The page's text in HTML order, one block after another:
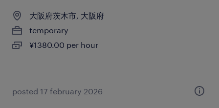
大阪府茨木市, 大阪府
temporary
¥1380.00 per hour
posted 17 february 2026